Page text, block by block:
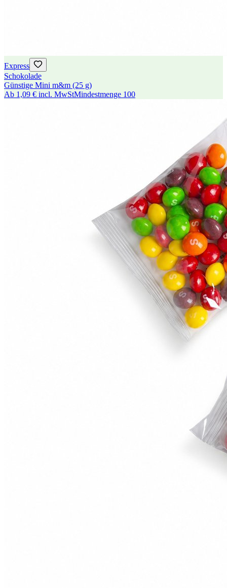
Express
Schokolade
Günstige Mini m&m (25 g)
Ab 1,09 € incl. MwStMindestmenge 100